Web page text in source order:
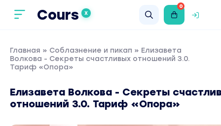
Cours X
0
Главная » Соблазнение и пикап » Елизавета
Волкова - Секреты счастливых отношений 3.0.
Тариф «Опора»
Елизавета Волкова - Секреты
отношений 3.0. Тариф «Опора»